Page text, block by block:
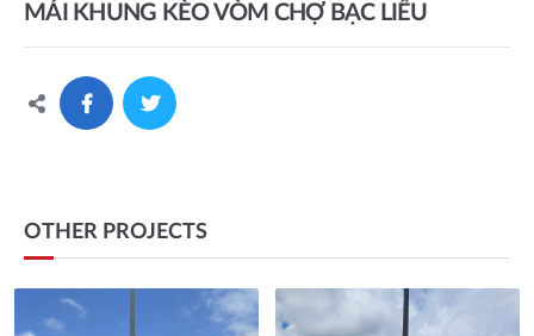
MÁI KHUNG KÈO VÒM CHỢ BẠC LIÊU
OTHER PROJECTS